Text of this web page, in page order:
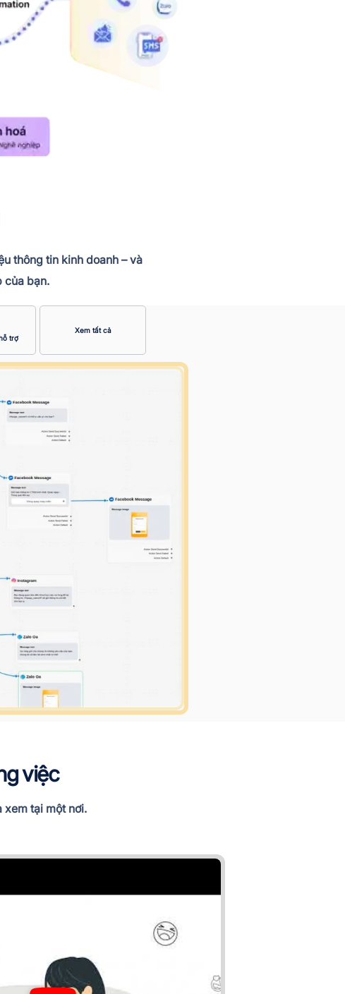
thông tin kinh doanh – và
của bạn.
trợ
Xem tất cả
việc
xem tại một nơi.